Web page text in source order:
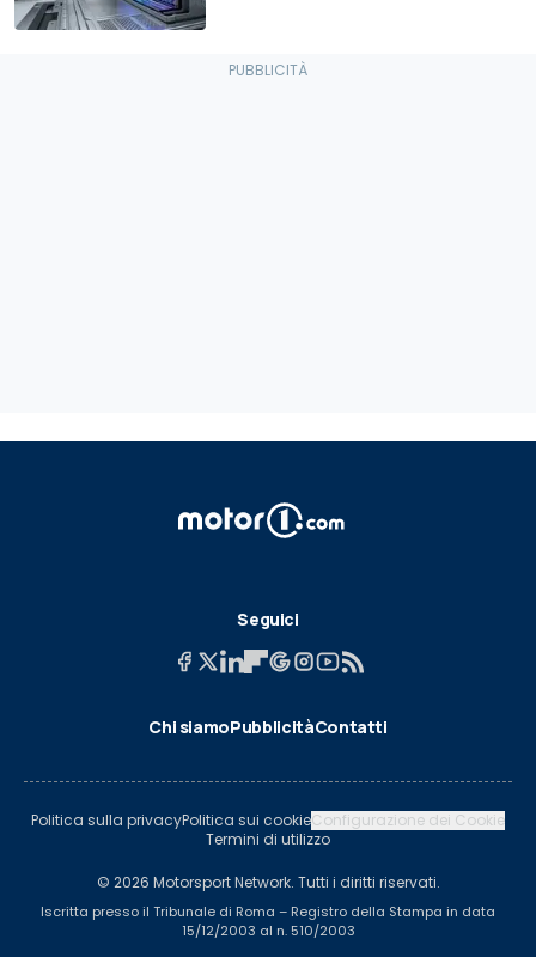
Seguici
Chi siamoPubblicitàContatti
Politica sulla privacyPolitica sui cookieConfigurazione dei Cookie
Termini di utilizzo
© 2026 Motorsport Network. Tutti i diritti riservati.
Iscritta presso il Tribunale di Roma – Registro della Stampa in data
15/12/2003 al n. 510/2003